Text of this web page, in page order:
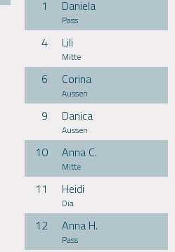
1 Daniela
Pass
4 Lili
Mitte
6 Corina
Aussen
9 Danica
Aussen
10 Anna C.
Mitte
11 Heidi
Dia
12 Anna H.
Pass